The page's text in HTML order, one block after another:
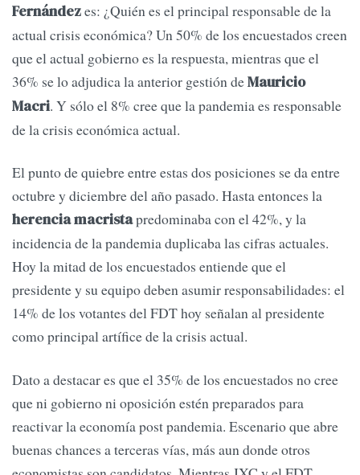
Fernándezes: ¿Quién es el principal responsable de la
actual crisis económica? Un 50% de los encuestados creen
que el actual gobierno es la respuesta, mientras que el
36% se lo adjudica la anterior gestión deMauricio
Macri. Y sólo el 8% cree que la pandemia es responsable
de la crisis económica actual.
El punto de quiebre entre estas dos posiciones se da entre
octubre y diciembre del año pasado. Hasta entonces la
herencia macristapredominaba con el 42%, y la
incidencia de la pandemia duplicaba las cifras actuales.
Hoy la mitad de los encuestados entiende que el
presidente y su equipo deben asumir responsabilidades: el
14% de los votantes del FDT hoy señalan al presidente
como principal artífice de la crisis actual.
Dato a destacar es que el 35% de los encuestados no cree
que ni gobierno ni oposición estén preparados para
reactivar la economía post pandemia. Escenario que abre
buenas chances a terceras vías, más aun donde otros